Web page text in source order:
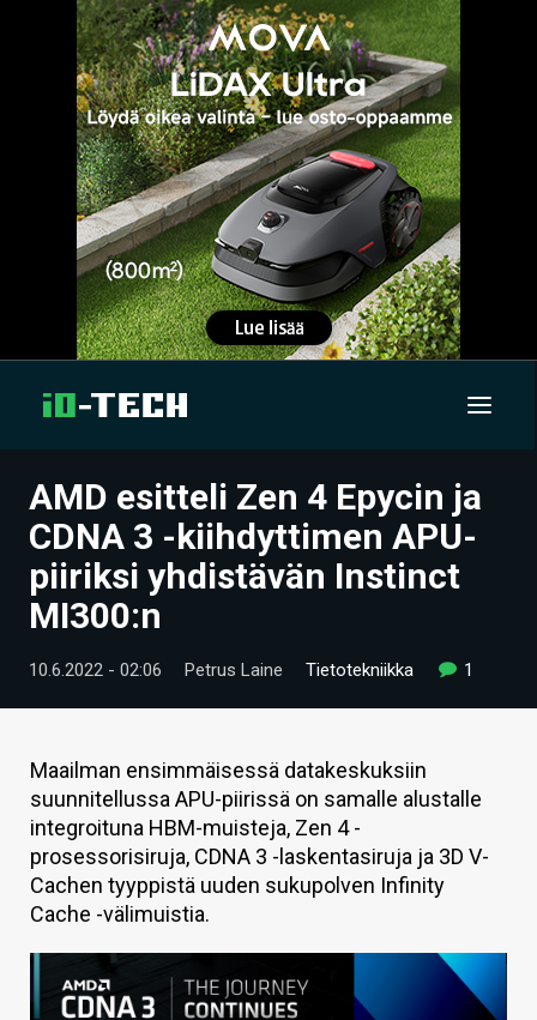
UUTISET
ARTIKKELIT
VIDEOT
TECHBBS
HINTA.FI
KAUPPA
VAIHDA TEEMA
HAKU
AMD esitteli Zen 4 Epycin ja
CDNA 3 -kiihdyttimen APU-
piiriksi yhdistävän Instinct
MI300:n
10.6.2022 - 02:06 Petrus Laine Tietotekniikka 1
Maailman ensimmäisessä datakeskuksiin
suunnitellussa APU-piirissä on samalle alustalle
integroituna HBM-muisteja, Zen 4 -
prosessorisiruja, CDNA 3 -laskentasiruja ja 3D V-
Cachen tyyppistä uuden sukupolven Infinity
Cache -välimuistia.